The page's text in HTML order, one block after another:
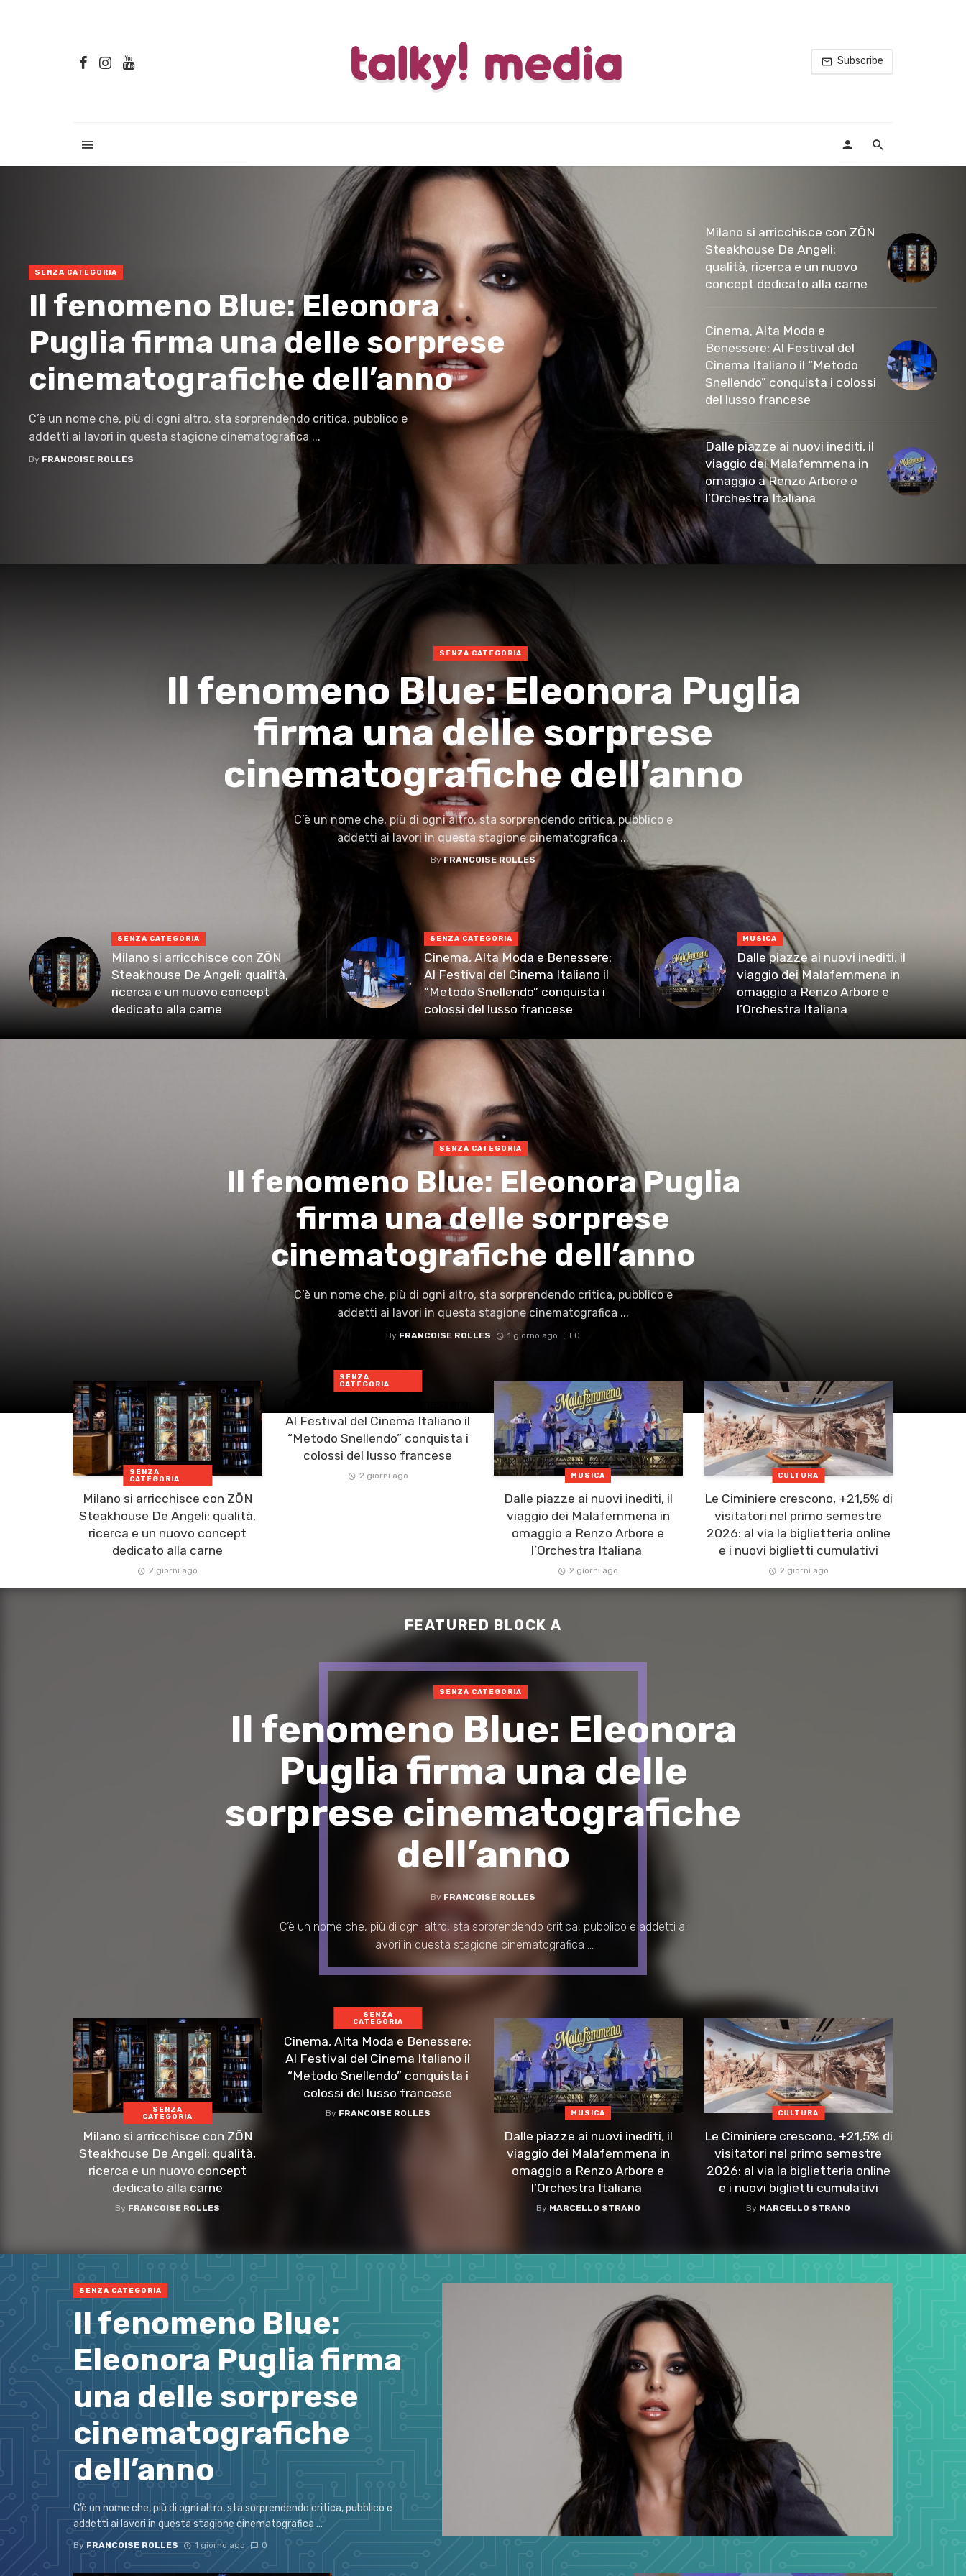
Subscribe
SENZA CATEGORIA
Il fenomeno Blue: Eleonora
Puglia firma una delle sorprese
cinematografiche dell’anno
C’è un nome che, più di ogni altro, sta sorprendendo critica, pubblico e
addetti ai lavori in questa stagione cinematografica ...
By FRANCOISE ROLLES
Milano si arricchisce con ZŌN
Steakhouse De Angeli:
qualità, ricerca e un nuovo
concept dedicato alla carne
Cinema, Alta Moda e
Benessere: Al Festival del
Cinema Italiano il “Metodo
Snellendo” conquista i colossi
del lusso francese
Dalle piazze ai nuovi inediti, il
viaggio dei Malafemmena in
omaggio a Renzo Arbore e
l’Orchestra Italiana ​
SENZA CATEGORIA
Il fenomeno Blue: Eleonora Puglia
firma una delle sorprese
cinematografiche dell’anno
C’è un nome che, più di ogni altro, sta sorprendendo critica, pubblico e
addetti ai lavori in questa stagione cinematografica ...
ByFRANCOISE ROLLES
SENZA CATEGORIA
Milano si arricchisce con ZŌN
Steakhouse De Angeli: qualità,
ricerca e un nuovo concept
dedicato alla carne
SENZA CATEGORIA
Cinema, Alta Moda e Benessere:
Al Festival del Cinema Italiano il
“Metodo Snellendo” conquista i
colossi del lusso francese
MUSICA
Dalle piazze ai nuovi inediti, il
viaggio dei Malafemmena in
omaggio a Renzo Arbore e
l’Orchestra Italiana ​
SENZA CATEGORIA
Il fenomeno Blue: Eleonora Puglia
firma una delle sorprese
cinematografiche dell’anno
C’è un nome che, più di ogni altro, sta sorprendendo critica, pubblico e
addetti ai lavori in questa stagione cinematografica ...
By FRANCOISE ROLLES 1 giorno ago 0
SENZA
CATEGORIA
Milano si arricchisce con ZŌN
Steakhouse De Angeli: qualità,
ricerca e un nuovo concept
dedicato alla carne
2 giorni ago
SENZA
CATEGORIA
Al Festival del Cinema Italiano il
“Metodo Snellendo” conquista i
colossi del lusso francese
2 giorni ago MUSICA
Dalle piazze ai nuovi inediti, il
viaggio dei Malafemmena in
omaggio a Renzo Arbore e
l’Orchestra Italiana ​
2 giorni ago
CULTURA
Le Ciminiere crescono, +21,5% di
visitatori nel primo semestre
2026: al via la biglietteria online
e i nuovi biglietti cumulativi
2 giorni ago
FEATURED BLOCK A
SENZA CATEGORIA
Il fenomeno Blue: Eleonora
Puglia firma una delle
sorprese cinematografiche
dell’anno
By FRANCOISE ROLLES
C’è un nome che, più di ogni altro, sta sorprendendo critica, pubblico e addetti ai
lavori in questa stagione cinematografica ...
SENZA
CATEGORIA
Milano si arricchisce con ZŌN
Steakhouse De Angeli: qualità,
ricerca e un nuovo concept
dedicato alla carne
By FRANCOISE ROLLES
SENZA
CATEGORIA
Cinema, Alta Moda e Benessere:
Al Festival del Cinema Italiano il
“Metodo Snellendo” conquista i
colossi del lusso francese
By FRANCOISE ROLLES MUSICA
Dalle piazze ai nuovi inediti, il
viaggio dei Malafemmena in
omaggio a Renzo Arbore e
l’Orchestra Italiana ​
By MARCELLO STRANO
CULTURA
Le Ciminiere crescono, +21,5% di
visitatori nel primo semestre
2026: al via la biglietteria online
e i nuovi biglietti cumulativi
By MARCELLO STRANO
SENZA CATEGORIA
Il fenomeno Blue:
Eleonora Puglia firma
una delle sorprese
cinematografiche
dell’anno
C’è un nome che, più di ogni altro, sta sorprendendo critica, pubblico e
addetti ai lavori in questa stagione cinematografica ...
By FRANCOISE ROLLES 1 giorno ago 0